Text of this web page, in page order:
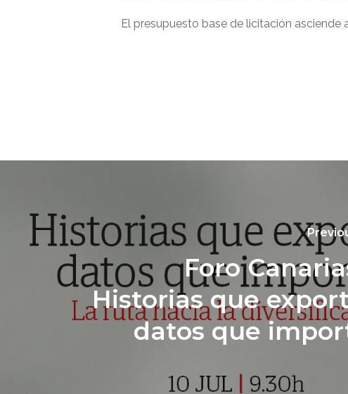
El presupuesto base de licitación asciende
Foro
Historias que
datos que